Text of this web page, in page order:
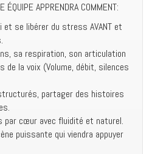
ÉQUIPE APPRENDRA COMMENT:
et se libérer du stress AVANT et
sa respiration, son articulation
de la voix (Volume, débit, silences
partager des histoires
par cœur avec fluidité et naturel.
puissante qui viendra appuyer